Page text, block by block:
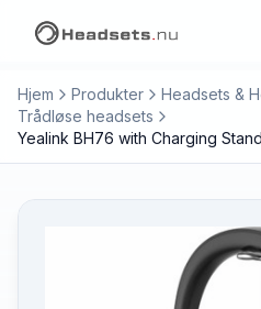
Hjem Produkter
Headsets &
Trådløse headsets
Yealink BH76 with Charging